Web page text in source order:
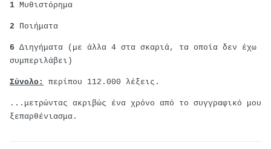
1 Μυθιστόρημα
2 Ποιήματα
6 Διηγήματα (με άλλα 4 στα σκαριά, τα οποία δεν έχω
συμπεριλάβει)
Σύνολο: περίπου 112.000 λέξεις.
...μετρώντας ακριβώς ένα χρόνο από το συγγραφικό μου
ξεπαρθένιασμα.